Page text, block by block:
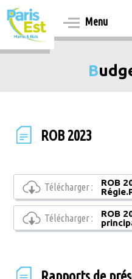
Aller
au
contenu
principal
Menu
ROB 2023
Télécharger :
ROB
Télécharger :
ROB